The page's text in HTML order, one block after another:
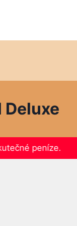
Deluxe
peníze.